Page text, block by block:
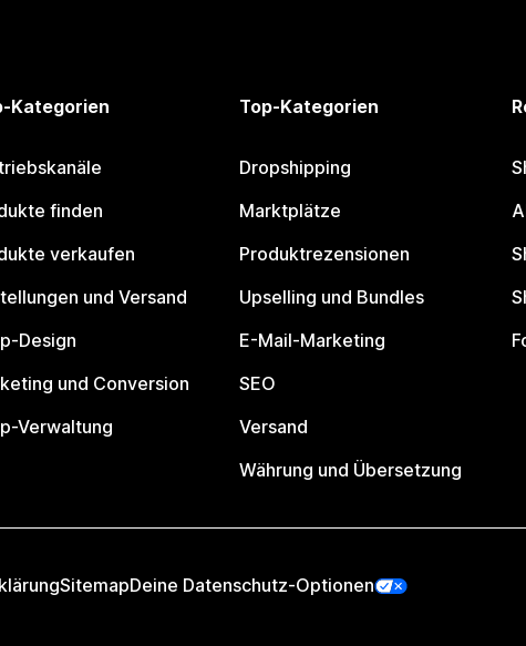
Kategorien
finden
verkaufen
und Versand
Design
und Conversion
Verwaltung
Top-Kategorien
Dropshipping
Marktplätze
Produktrezensionen
Upselling und Bundles
E-Mail-Marketing
SEO
Versand
Währung und Übersetzung
SitemapDeine Datenschutz-Optionen